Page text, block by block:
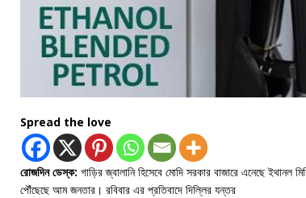
Spread the love
রোজদিন ডেস্ক: গাড়ির জ্বালানি হিসেবে মোদি সরকার বাজারে এনেছে
পৌঁছেছে আম জনতার। রবিবার এর প্রতিবাদে দিল্লির যন্তর